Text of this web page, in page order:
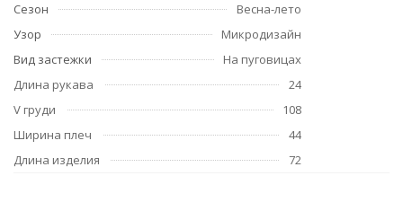
Сезон
Весна-лето
Узор
Микродизайн
Вид застежки
На пуговицах
Длина рукава
24
V груди
108
Ширина плеч
44
Длина изделия
72